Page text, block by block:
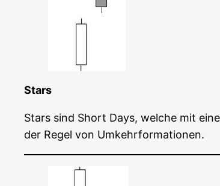
Stars
Stars sind Short Days, wel­che mit
der Regel von Umkehrformationen.